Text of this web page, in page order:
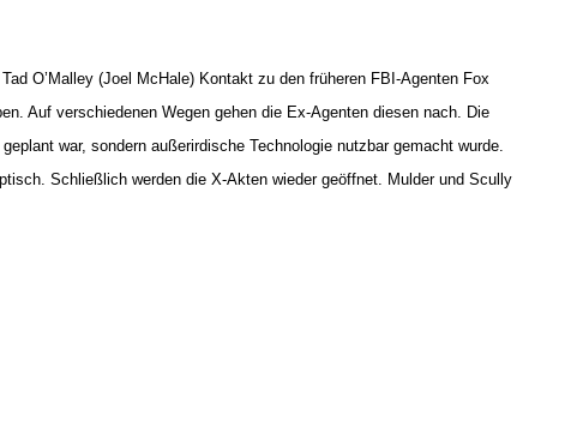
O’Malley (Joel McHale) Kontakt zu den früheren FBI-Agenten Fox
Auf verschiedenen Wegen gehen die Ex-Agenten diesen nach. Die
war, sondern außerirdische Technologie nutzbar gemacht wurde.
Schließlich werden die X-Akten wieder geöffnet. Mulder und Scully